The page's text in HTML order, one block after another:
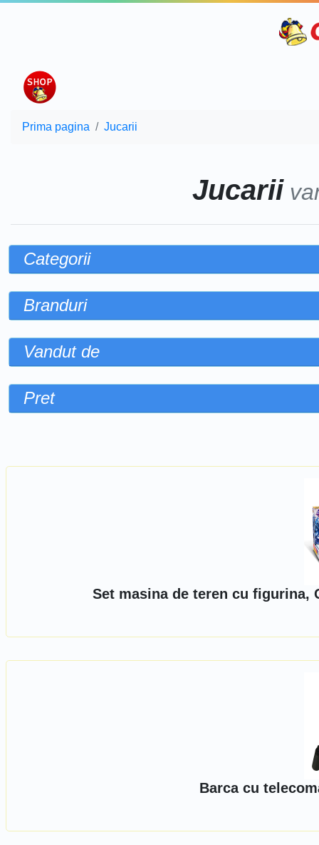
Prima pagina Jucarii
Jucarii
Categorii
Branduri
Vandut de
Pret
Set masina de teren cu figurina,
Barca cu